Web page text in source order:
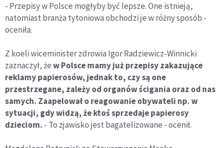
- Przepisy w Polsce mogłyby być lepsze. One istnieją,
natomiast branża tytoniowa obchodzi je w różny sposób -
oceniła.
Z koeli wiceminister zdrowia Igor Radziewicz-Winnicki
zaznaczył, żew Polsce mamy już przepisy zakazujące
reklamy papierosów, jednak to, czy są one
przestrzegane, zależy od organów ścigania oraz od nas
samych. Zaapelował o reagowanie obywateli np. w
sytuacji, gdy widzą, że ktoś sprzedaje papierosy
dzieciom. - To zjawisko jest bagatelizowane - ocenił.